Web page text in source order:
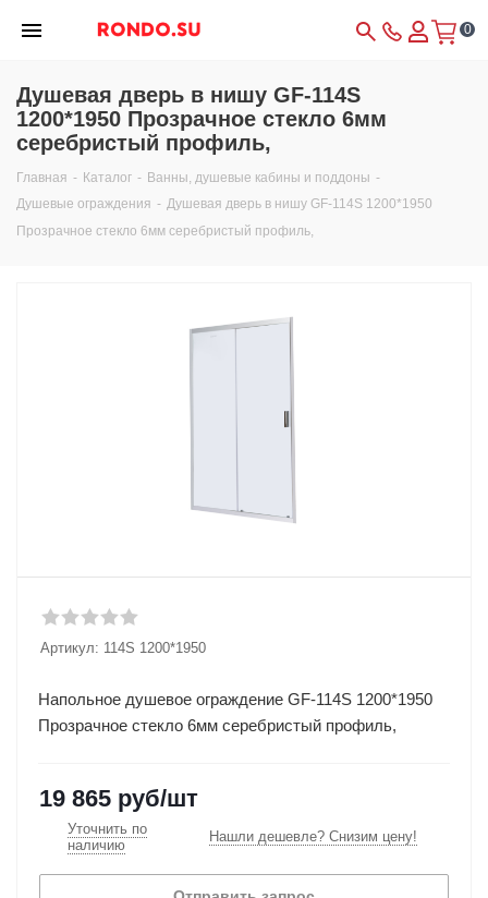
0
Душевая дверь в нишу GF-114S
1200*1950 Прозрачное стекло 6мм
серебристый профиль,
Главная - Каталог - Ванны, душевые кабины и поддоны -
Душевые ограждения - Душевая дверь в нишу GF-114S 1200*1950
Прозрачное стекло 6мм серебристый профиль,
Артикул: 114S 1200*1950
Напольное душевое ограждение GF-114S 1200*1950
Прозрачное стекло 6мм серебристый профиль,
19 865 руб/шт
Уточнить по
наличию
Нашли дешевле? Снизим цену!